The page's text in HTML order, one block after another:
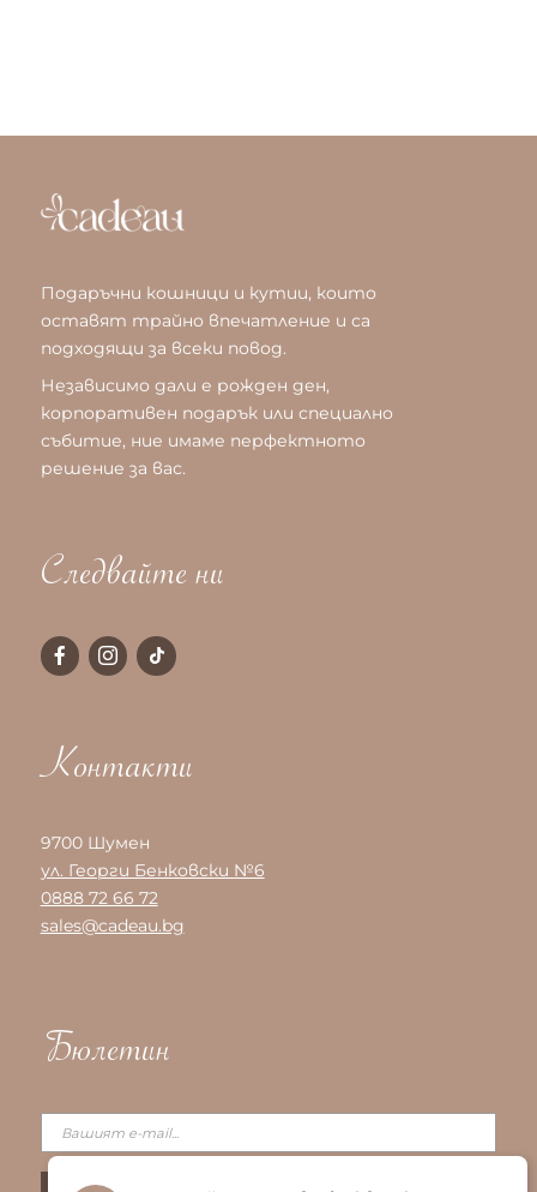
Подаръчни кошници и кутии, които
оставят трайно впечатление и са
подходящи за всеки повод.
Независимо дали е рожден ден,
корпоративен подарък или специално
събитие, ние имаме перфектното
решение за вас.
Следвайте ни
Контакти
9700 Шумен
ул. Георги Бенковски №6
0888 72 66 72
sales@cadeau.bg
Бюлетин